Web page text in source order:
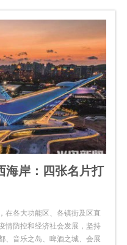
海岸：四张名片打
在各大功能区、各镇街及区直
情防控和经济社会发展，坚持
、音乐之岛、啤酒之城、会展